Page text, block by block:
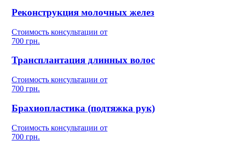
Реконструкция молочных желез
Стоимость консультации от
700 грн.
Трансплантация длинных волос
Стоимость консультации от
700 грн.
Брахиопластика (подтяжка рук)
Стоимость консультации от
700 грн.